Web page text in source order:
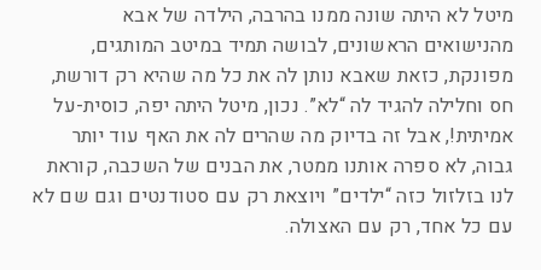
מיטל לא היתה שונה ממנו בהרבה, הילדה של אבא
מהנישואים הראשונים, לבושה תמיד במיטב המותגים,
מפונקת, כזאת שאבא נותן לה את כל מה שהיא רק דורשת,
חס וחלילה להגיד לה “לא”. נכון, מיטל היתה יפה, כוסית-על
אמיתית!, אבל זה בדיוק מה שהרים לה את האף עוד יותר
גבוה, לא ספרה אותנו ממטר, את הבנים של השכבה, קוראת
לנו בזלזול כזה “ילדים” ויוצאת רק עם סטודנטים וגם שם לא
עם כל אחד, רק עם האצולה.